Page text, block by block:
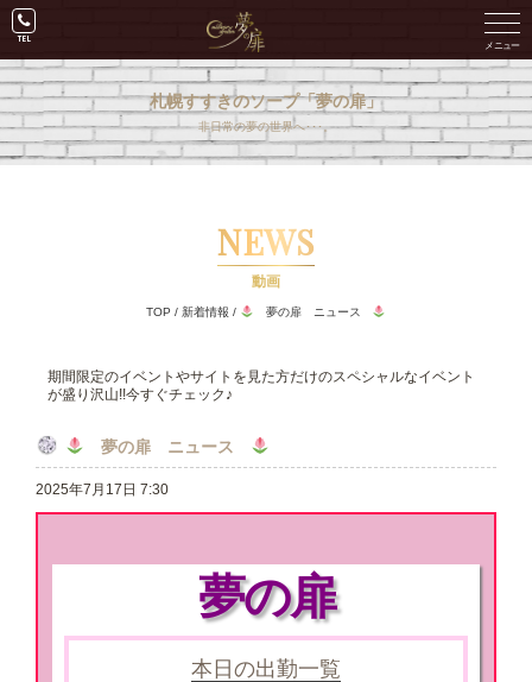
札幌すすきのソープ「夢の扉」
非日常の夢の世界へ･･･。
NEWS
動画
TOP /新着情報 / 夢の扉 ニュース
期間限定のイベントやサイトを見た方だけのスペシャルなイベント
が盛り沢山!!今すぐチェック♪
夢の扉 ニュース
2025年7月17日 7:30
夢の扉
本日の出勤一覧